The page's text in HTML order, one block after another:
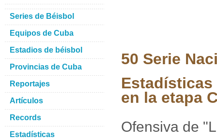
50 Serie
en la etapa
Ofensiva de
Series de Béisbol
Equipos de Cuba
Estadios de béisbol
Provincias de Cuba
Reportajes
Artículos
Records
Estadísticas